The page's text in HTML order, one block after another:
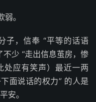
。
子，信奉 “平等的话语
少 “走出信息茧房，惨
处应有笑声）最近一两
面说话的权力” 的人是
安。